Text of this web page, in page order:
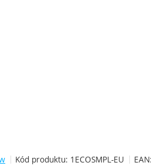
Kód produktu: 1ECOSMPL-EU EAN: